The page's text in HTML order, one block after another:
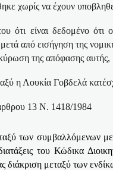
χωρίς να έχουν
ότι είναι δεδομένο
από εισήγηση της
της απόφασης
η Λουκία Γοβδελά
13 Ν. 1418/1984
των συμβαλλόμενων
του Κώδικα
διάκριση μεταξύ των